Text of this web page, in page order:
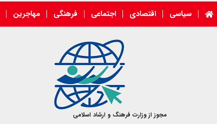
سیاسی اقتصادی اجتماعی فرهنگی مهاجرین
مجوز از وزارت فرهنگ و ارشاد اسلامی